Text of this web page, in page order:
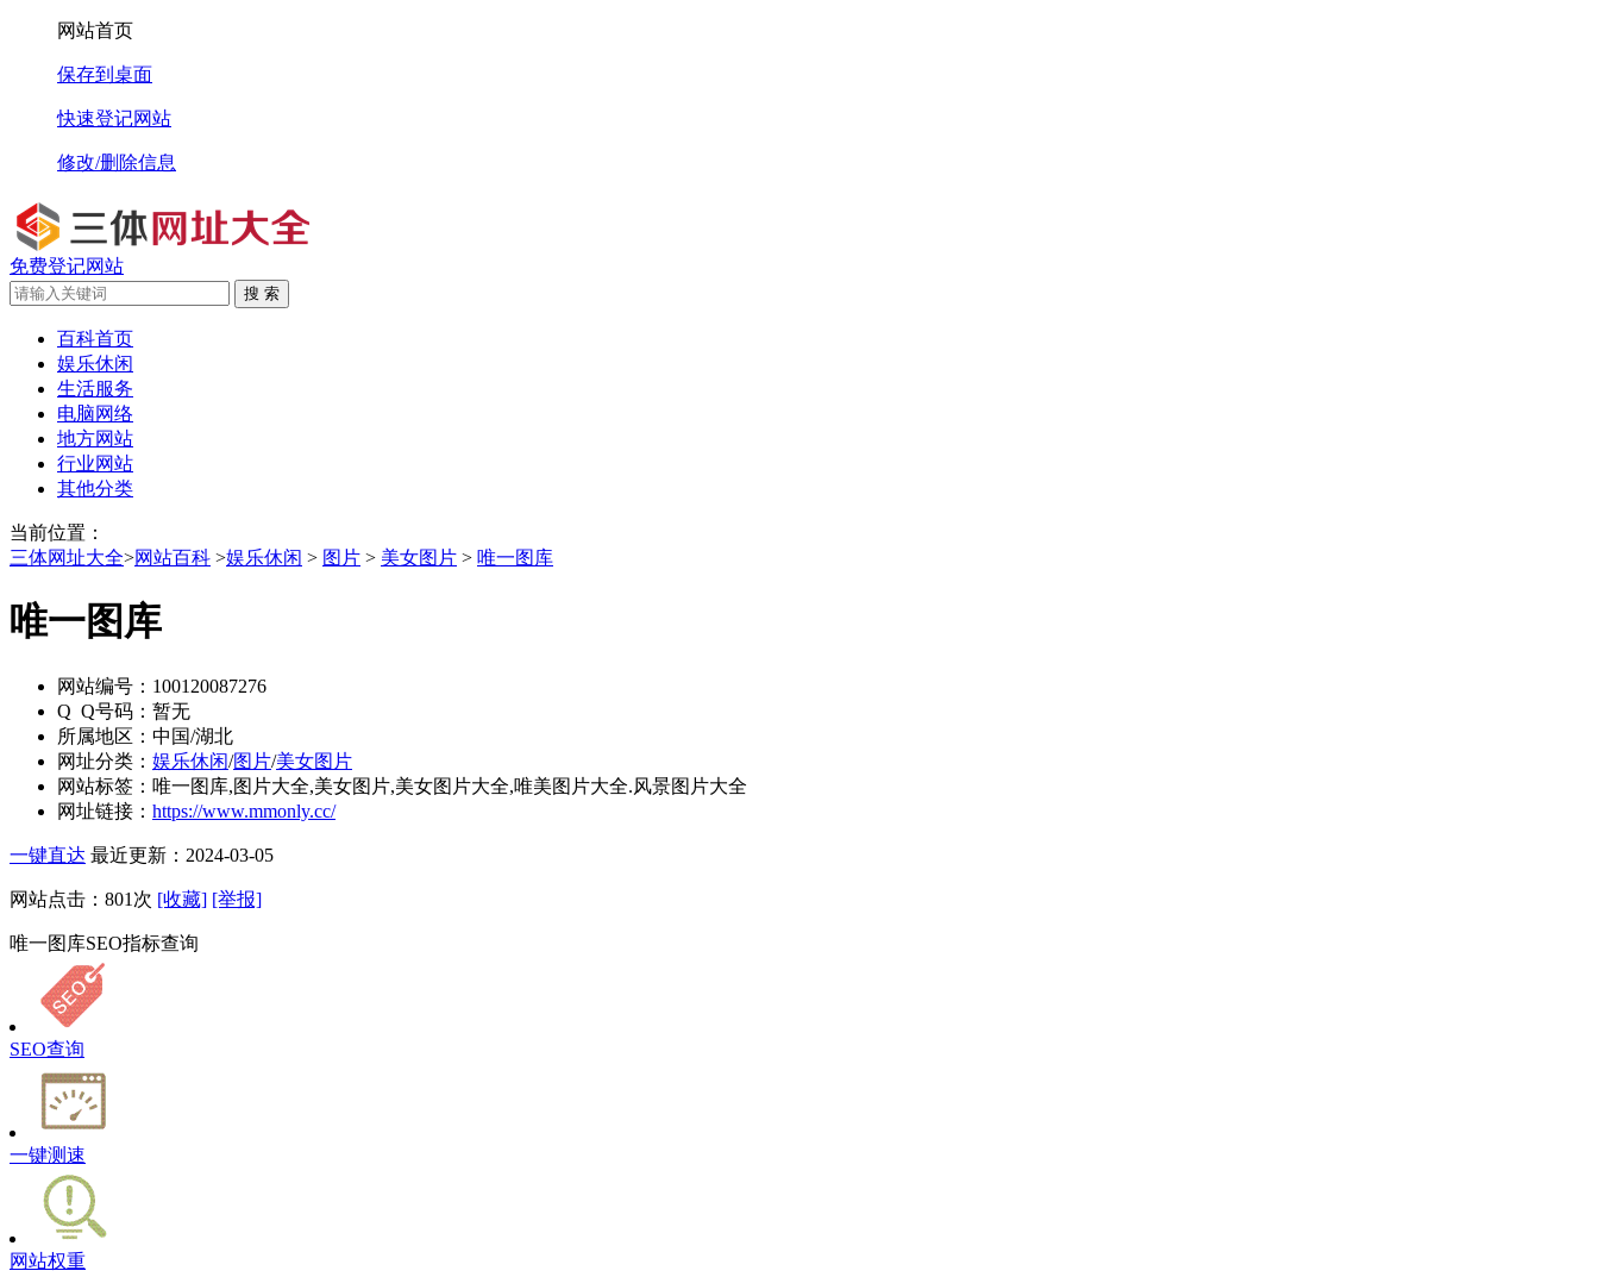
网站首页
保存到桌面
快速登记网站
修改/删除信息
免费登记网站
搜 索
百科首页
娱乐休闲
生活服务
电脑网络
地方网站
行业网站
其他分类
当前位置：
三体网址大全>网站百科 >娱乐休闲 > 图片 > 美女图片 > 唯一图库
唯一图库
网站编号： 100120087276
Q Q号码： 暂无
所属地区： 中国/湖北
网址分类： 娱乐休闲/图片/美女图片
网站标签： 唯一图库,图片大全,美女图片,美女图片大全,唯美图片大全.风景图片大全
网址链接： https://www.mmonly.cc/
一键直达 最近更新：2024-03-05
网站点击： 801 次 [收藏] [举报]
唯一图库SEO指标查询
SEO查询
一键测速
网站权重